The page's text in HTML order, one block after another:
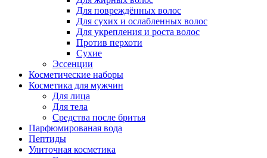
Для повреждённых волос
Для сухих и ослабленных волос
Для укрепления и роста волос
Против перхоти
Сухие
Эссенции
Косметические наборы
Косметика для мужчин
Для лица
Для тела
Средства после бритья
Парфюмированая вода
Пептиды
Улиточная косметика